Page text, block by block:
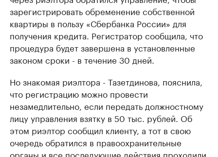
зарегистрировать обременение собственной
квартиры в пользу «Сбербанка России» для
получения кредита. Регистратор сообщила, что
процедура будет завершена в установленные
законом сроки - в течение 30 дней.
Но знакомая риэлтора - Тазетдинова, пояснила,
что регистрацию можно провести
незамедлительно, если передать должностному
лицу управления взятку в 50 тыс. рублей. Об
этом риэлтор сообщил клиенту, а тот в свою
очередь обратился в правоохранительные
органы и все последующие действия проходили